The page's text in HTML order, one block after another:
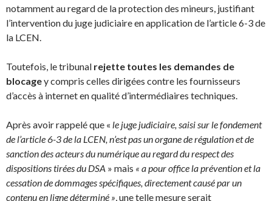
notamment au regard de la protection des mineurs, justifiant
l’intervention du juge judiciaire en application de l’article 6-3 de
la LCEN.
Toutefois, le tribunal rejette toutes les demandes de
blocagey compris celles dirigées contre les fournisseurs
d’accès à internet en qualité d’intermédiaires techniques.
Après avoir rappelé que « le juge judiciaire, saisi sur le fondement
de l’article 6-3 de la LCEN, n’est pas un organe de régulation et de
sanction des acteurs du numérique au regard du respect des
dispositions tirées du DSA » mais « a pour office la prévention et la
cessation de dommages spécifiques, directement causé par un
contenu en ligne déterminé », une telle mesure serait